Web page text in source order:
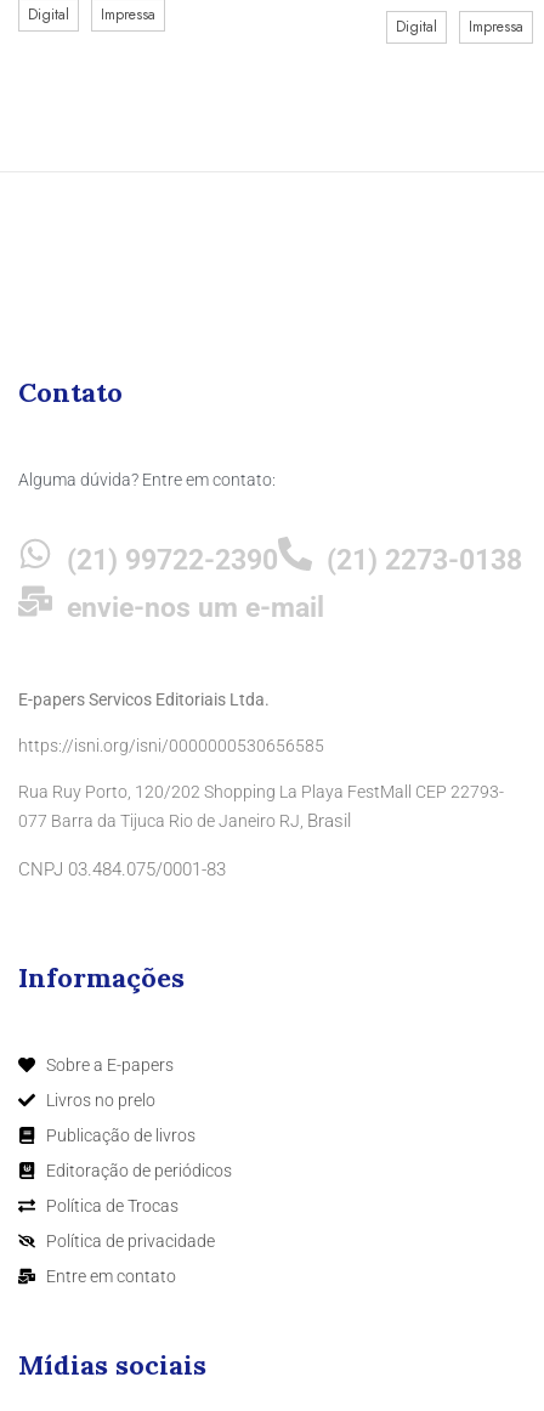
Digital Impressa
Digital Impressa
Contato
Alguma dúvida? Entre em contato:
(21) 99722-2390
(21) 2273-0138
envie-nos um e-mail
E-papers Servicos Editoriais Ltda.
https://isni.org/isni/0000000530656585
Rua Ruy Porto, 120/202 Shopping La Playa FestMall CEP 22793-
077 Barra da Tijuca Rio de Janeiro RJ, Brasil
CNPJ 03.484.075/0001-83
Informações
Sobre a E-papers
Livros no prelo
Publicação de livros
Editoração de periódicos
Política de Trocas
Política de privacidade
Entre em contato
Mídias sociais